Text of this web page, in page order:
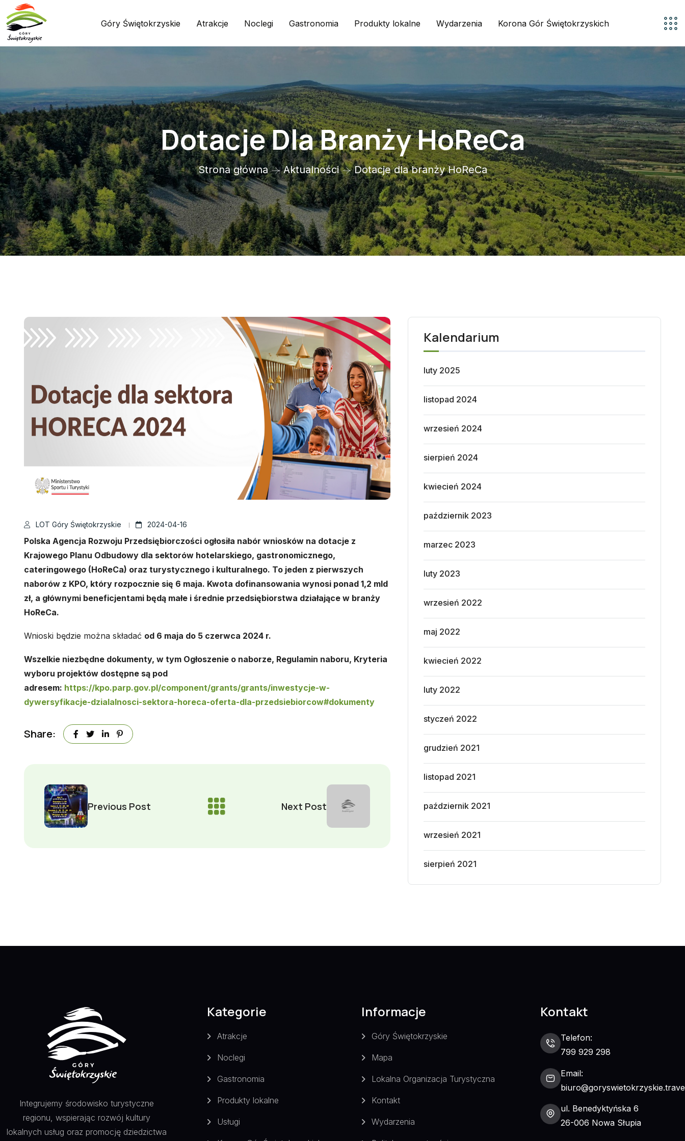
Góry Świętokrzyskie Atrakcje Noclegi Gastronomia Produkty lokalne Wydarzenia Korona Gór Świętokrzyskich
Dotacje Dla Branży HoReCa
Strona główna Aktualności Dotacje dla branży HoReCa
LOT Góry Świętokrzyskie 2024-04-16
Polska Agencja Rozwoju Przedsiębiorczości ogłosiła nabór wniosków na dotacje z
Krajowego Planu Odbudowy dla sektorów hotelarskiego, gastronomicznego,
cateringowego (HoReCa) oraz turystycznego i kulturalnego. To jeden z pierwszych
naborów z KPO, który rozpocznie się 6 maja. Kwota dofinansowania wynosi ponad 1,2 mld
zł, a głównymi beneficjentami będą małe i średnie przedsiębiorstwa działające w branży
HoReCa.
Wnioski będzie można składać od 6 maja do 5 czerwca 2024 r.
Wszelkie niezbędne dokumenty, w tym Ogłoszenie o naborze, Regulamin naboru, Kryteria
wyboru projektów dostępne są pod
adresem: https://kpo.parp.gov.pl/component/grants/grants/inwestycje-w-
dywersyfikacje-dzialalnosci-sektora-horeca-oferta-dla-przedsiebiorcow#dokumenty
Share:
Previous Post Next Post
Kalendarium
luty 2025
listopad 2024
wrzesień 2024
sierpień 2024
kwiecień 2024
październik 2023
marzec 2023
luty 2023
wrzesień 2022
maj 2022
kwiecień 2022
luty 2022
styczeń 2022
grudzień 2021
listopad 2021
październik 2021
wrzesień 2021
sierpień 2021
Integrujemy środowisko turystyczne
regionu, wspierając rozwój kultury
lokalnych usług oraz promocję dziedzictwa
Kategorie
Atrakcje
Noclegi
Gastronomia
Produkty lokalne
Usługi
Informacje
Góry Świętokrzyskie
Mapa
Lokalna Organizacja Turystyczna
Kontakt
Wydarzenia
Kontakt
Telefon:
799 929 298
Email:
ul. Benedyktyńska 6
26-006 Nowa Słupia